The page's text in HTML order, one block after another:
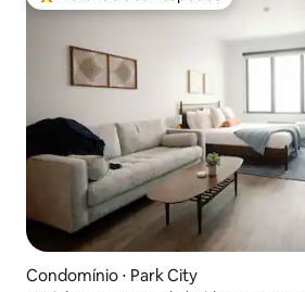
Entre os melhores preferidos dos
Condomínio ⋅ Park City